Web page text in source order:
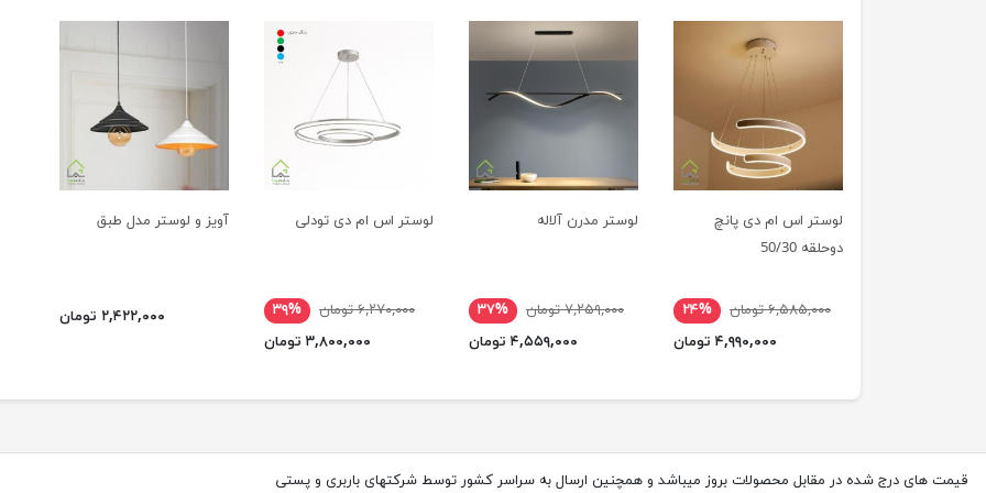
لوستر اس ام دی پانچ
دوحلقه 50/30
۶,۵۸۵,۰۰۰ تومان
۲۴%
۴,۹۹۰,۰۰۰ تومان
لوستر مدرن آلاله
۷,۲۵۹,۰۰۰ تومان
۳۷%
۴,۵۵۹,۰۰۰ تومان
لوستر اس ام دی تودلی
۶,۲۷۰,۰۰۰ تومان
۳۹%
۳,۸۰۰,۰۰۰ تومان
آویز و لوستر مدل طبق
۲,۴۲۲,۰۰۰ تومان
قیمت های درج شده در مقابل محصولات بروز میباشد و همچنین ارسال به سراسر کشور توسط شرکتهای باربری و پستی